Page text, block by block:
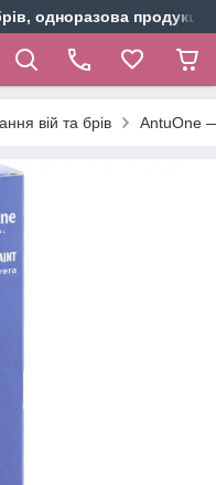
одноразова продукція
вій та брів AntuOne